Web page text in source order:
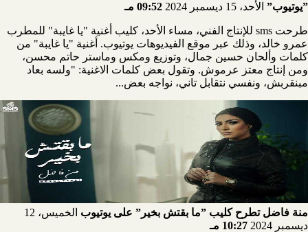
”يوتيوب” الأحد، 15 ديسمبر 2024 09:52 مـ
طرحت sms للإنتاج الفني، مساء الأحد، كليب أغنية "يا غايبة" للمطرب
عمرو خالد، وذلك عبر موقع الفيديوهات يوتيوب. أغنية "يا غايبة" من
كلمات وألحان حسين جمال، وتوزيع ومكس وماستر حاتم محسن،
ومن إنتاج معتز عرموش. وتقول بعض كلمات الاغنية: "ولسه بعاد
مبنقربش، ونفسي نتقابل تاني، نواجه بعض...
منة فاضل تطرح كليب ”ما بقتش بخير” على يوتيوب
الخميس، 12
ديسمبر 2024
10:27 مـ